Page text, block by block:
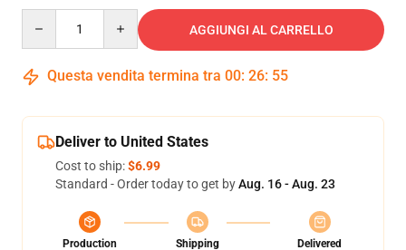
AGGIUNGI AL CARRELLO
Questa vendita termina tra 00: 26: 54
Deliver to United States
Cost to ship:$6.99
Standard - Order today to get byAug. 16 - Aug. 23
Production
Shipping
Delivered